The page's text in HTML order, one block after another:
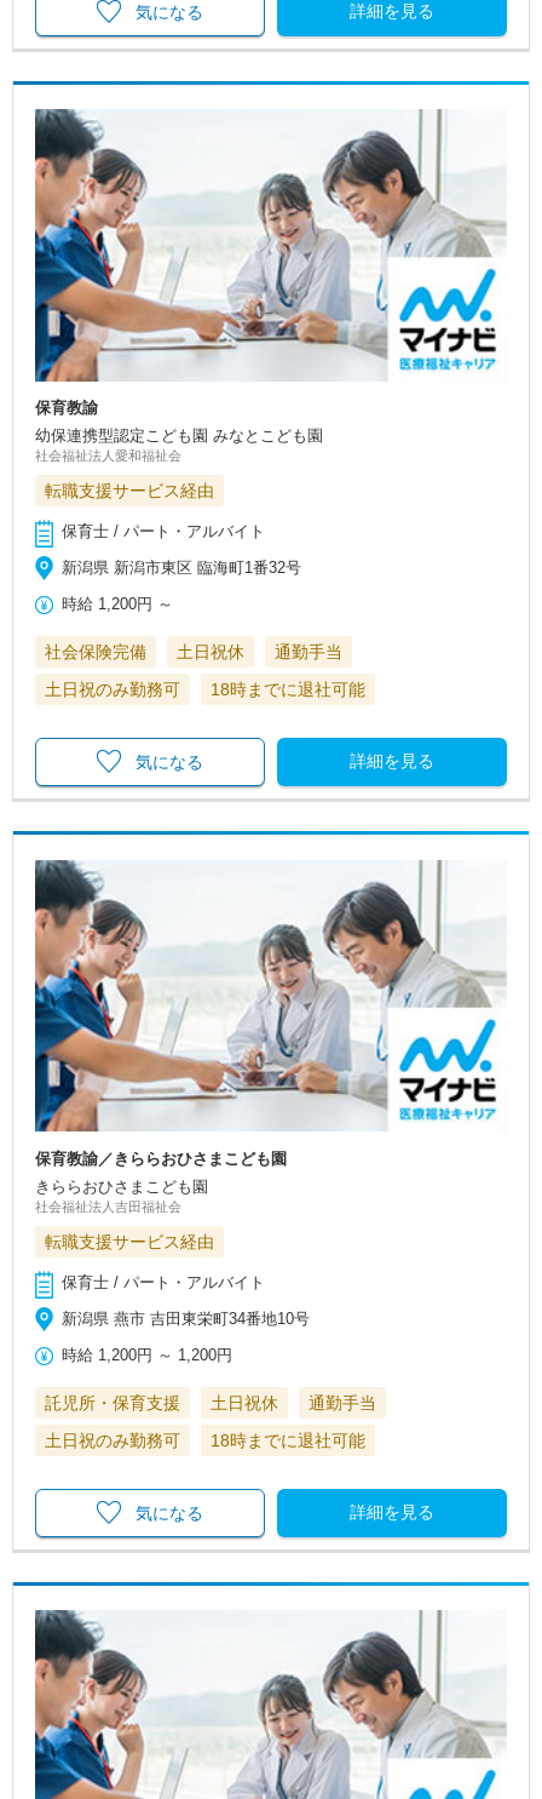
詳細を見る
気になる
保育教諭
幼保連携型認定こども園 みなとこども園
社会福祉法人愛和福祉会
転職支援サービス経由
保育士 / パート・アルバイト
新潟県 新潟市東区 臨海町1番32号
時給 1,200円 ～
社会保険完備 土日祝休
通勤手当
土日祝のみ勤務可
18時までに退社可能
詳細を見る
気になる
保育教諭／きららおひさまこども園
きららおひさまこども園
社会福祉法人吉田福祉会
転職支援サービス経由
保育士 / パート・アルバイト
新潟県 燕市 吉田東栄町34番地10号
時給 1,200円 ～ 1,200円
託児所・保育支援 土日祝休
通勤手当
土日祝のみ勤務可
18時までに退社可能
詳細を見る
気になる